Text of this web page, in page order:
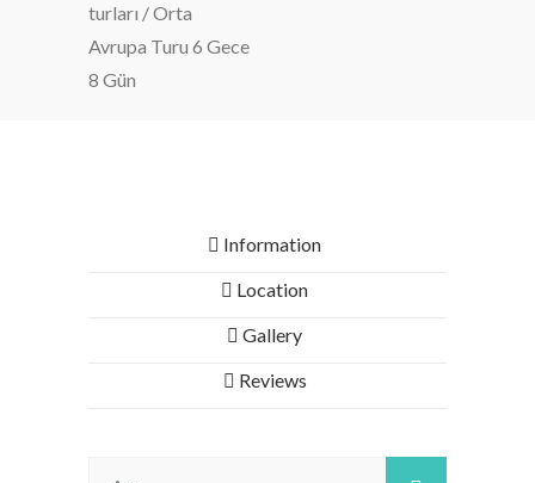
turları /Orta
Avrupa Turu 6 Gece
8 Gün
Information
Location
Gallery
Reviews